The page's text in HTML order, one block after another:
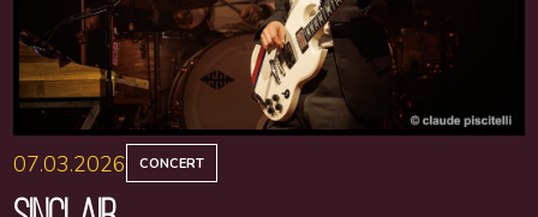
07.03.2026 CONCERT